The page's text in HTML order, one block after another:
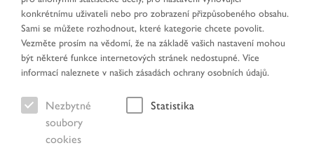
Toggle
navigation
MENU
konkrétnímu uživateli nebo pro zobrazení přizpůsobeného obsahu.
Sami se můžete rozhodnout, které kategorie chcete povolit.
Vezměte prosím na vědomí, že na základě vašich nastavení mohou
být některé funkce internetových stránek nedostupné. Více
informací naleznete v našich zásadách ochrany osobních údajů.
Nezbytné
soubory
cookies
Statistika